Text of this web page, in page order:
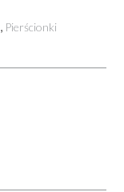
, Pierścionki